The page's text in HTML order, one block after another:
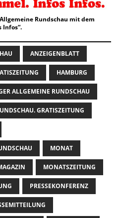
Rundschau mit dem
Infos“.
ANZEIGENBLATT
HAMBURG
ALLGEMEINE RUNDSCHAU
GRATISZEITUNG
MONAT
MONATSZEITUNG
PRESSEKONFERENZ